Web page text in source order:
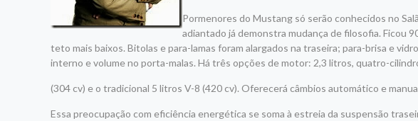
Pormenores do Mustang só serão conhecidos no
adiantado já demonstra mudança de filosofia. Ficou
teto mais baixos. Bitolas e para-lamas foram alargados na traseira; para-brisa e
interno e volume no porta-malas. Há três opções de motor: 2,3 litros, quatro-
(304 cv) e o tradicional 5 litros V-8 (420 cv). Oferecerá câmbios automático e
Essa preocupação com eficiência energética se soma à estreia da suspensão